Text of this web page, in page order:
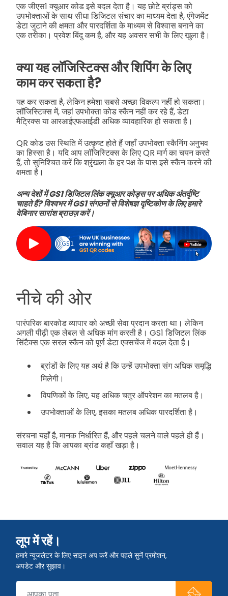
एक जीएस1 क्यूआर कोड इसे बदल देता है। यह छोटे ब्रांड्स को
उपभोक्ताओं के साथ सीधा डिजिटल संचार का माध्यम देता है, एंगेजमेंट
डेटा जुटाने की क्षमता और पारदर्शिता के माध्यम से विश्वास बनाने का
एक तरीका। प्रवेश बिंदु कम है, और यह अवसर सभी के लिए खुला है।
क्या यह लॉजिस्टिक्स और शिपिंग के लिए
काम कर सकता है?
यह कर सकता है, लेकिन हमेशा सबसे अच्छा विकल्प नहीं हो सकता।
लॉजिस्टिक्स में, जहां उपभोक्ता कोड स्कैन नहीं कर रहे हैं, डेटा
मैट्रिक्स या आरआईएफआईडी अधिक व्यावहारिक हो सकता है।
QR कोड उस स्थिति में उत्कृष्ट होते हैं जहाँ उपभोक्ता स्कैनिंग अनुभव
का हिस्सा है। यदि आप लॉजिस्टिक्स के लिए QR मार्ग का चयन करते
हैं, तो सुनिश्चित करें कि श्रृंखला के हर पक्ष के पास इसे स्कैन करने की
क्षमता है।
अन्य देशों में GS1 डिजिटल लिंक क्यूआर कोड्स पर अधिक अंतर्दृष्टि
चाहते हैं? विश्वभर में GS1 संगठनों से विशेषज्ञ दृष्टिकोण के लिए हमारे
वेबिनार सारांश ब्राउज़ करें।
नीचे की ओर
पारंपरिक बारकोड व्यापार को अच्छी सेवा प्रदान करता था। लेकिन
अगली पीढ़ी एक लेबल से अधिक मांग करती है। GS1 डिजिटल लिंक
सिंटैक्स एक सरल स्कैन को पूर्ण डेटा एक्सचेंज में बदल देता है।
ब्रांडों के लिए यह अर्थ है कि उन्हें उपभोक्ता संग अधिक समृद्धि
मिलेगी।
विपणिकों के लिए, यह अधिक चतुर ऑपरेशन का मतलब है।
उपभोक्ताओं के लिए, इसका मतलब अधिक पारदर्शिता है।
संरचना यहाँ है, मानक निर्धारित हैं, और पहले चलने वाले पहले ही हैं।
सवाल यह है कि आपका ब्रांड कहाँ खड़ा है।
लूप में रहें।
हमारे न्यूजलेटर के लिए साइन अप करें और पहले सुनें प्रमोशन,
अपडेट और सुझाव।